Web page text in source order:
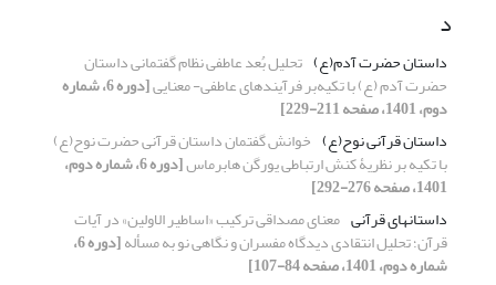
د
داستان حضرت آدم(ع) تحلیل بُعد عاطفی نظام گفتمانی داستان
حضرت آدم (ع) با تکیه‌بر فرآیندهای عاطفی- معنایی [دوره 6، شماره
دوم، 1401، صفحه 211-229]
داستان قرآنی نوح(ع) خوانش گفتمان داستان قرآنی حضرت نوح(ع)
با تکیه بر نظریۀ کنش ارتباطی یورگن هابرماس [دوره 6، شماره دوم،
1401، صفحه 276-292]
داستانهای قرآنی معنای مصداقی ترکیب «اساطیر الاولین» در آیات
قرآن؛ تحلیل انتقادی دیدگاه مفسران و نگاهی نو به مسأله [دوره 6،
شماره دوم، 1401، صفحه 84-107]